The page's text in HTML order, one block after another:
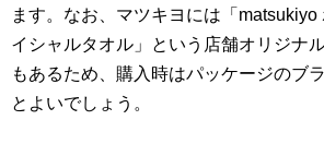
ます。なお、マツキヨには「matsukiyo
イシャルタオル」という店舗オリジナ
もあるため、購入時はパッケージのブ
とよいでしょう。